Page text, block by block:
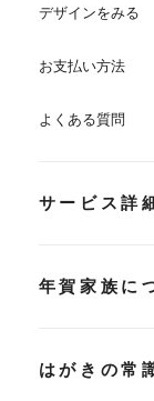
デザインをみる
お支払い方法
よくある質問
サービス詳
年賀家族に
はがきの常